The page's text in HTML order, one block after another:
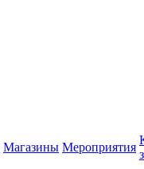
Магазины Мероприятия